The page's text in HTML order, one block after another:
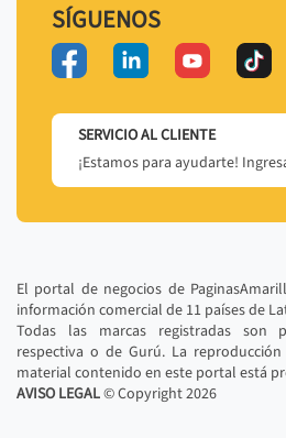
SÍGUENOS
SERVICIO AL CLIENTE
¡Estamos para ayudarte!
El portal de negocios de
información comercial de 11 países de
Todas las marcas registradas son
respectiva o de Gurú. La
material contenido en este portal está
AVISO LEGAL© Copyright2026